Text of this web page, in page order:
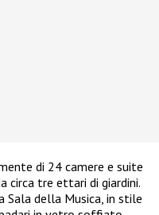
di 24 camere e suite
circa tre ettari di giardini.
Sala della Musica, in stile